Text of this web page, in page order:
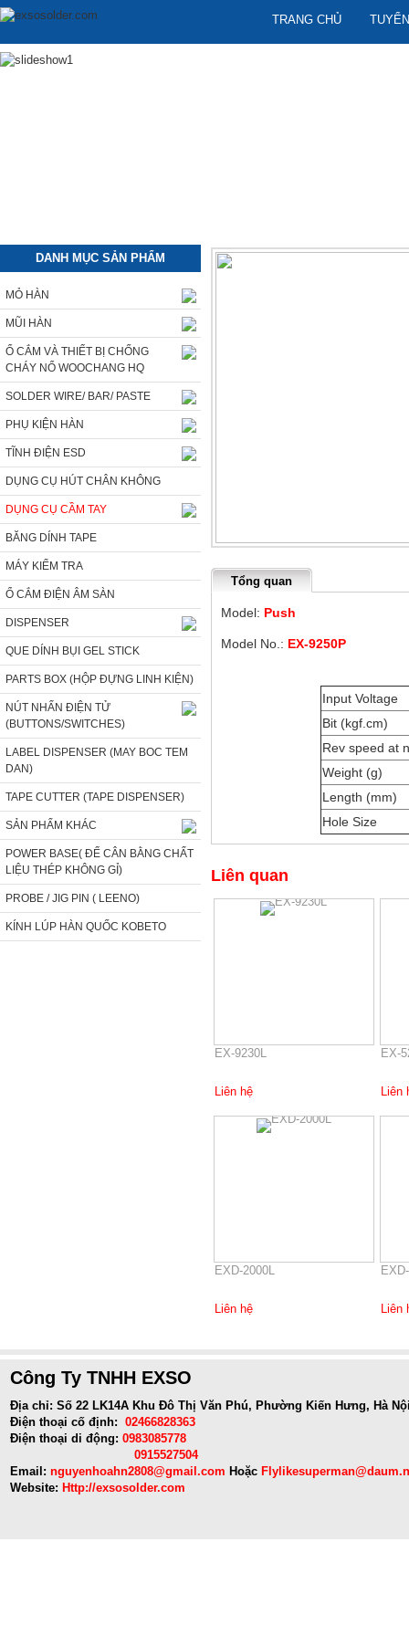
TRANG CHỦ
DANH MỤC SẢN PHẨM
MỎ HÀN
MŨI HÀN
Ổ CẮM VÀ THIẾT BỊ CHỐNG
CHÁY NỔ WOOCHANG HQ
SOLDER WIRE/ BAR/ PASTE
PHỤ KIỆN HÀN
TĨNH ĐIỆN ESD
DỤNG CỤ HÚT CHÂN KHÔNG
DỤNG CỤ CẦM TAY
BĂNG DÍNH TAPE
MÁY KIỂM TRA
Ổ CẮM ĐIỆN ÂM SÀN
DISPENSER
QUE DÍNH BỤI GEL STICK
PARTS BOX (HỘP ĐỰNG LINH KIỆN)
NÚT NHẤN ĐIỆN TỬ
(BUTTONS/SWITCHES)
LABEL DISPENSER (MAY BOC TEM
DAN)
TAPE CUTTER (TAPE DISPENSER)
SẢN PHẨM KHÁC
POWER BASE( ĐẾ CÂN BẰNG CHẤT
LIỆU THÉP KHÔNG GỈ)
PROBE / JIG PIN ( LEENO)
KÍNH LÚP HÀN QUỐC KOBETO
Tổng quan
Model: Push
Model No.: EX-9250P
Input Voltage
Bit (kgf.cm)
Rev speed at
Weight (g)
Length (mm)
Hole Size
Liên quan
EX-9230L
Liên hệ
EX-
Liên
EXD-2000L
Liên hệ Liên
Công Ty TNHH EXSO
Địa chỉ: Số 22 LK14A Khu Đô Thị Văn Phú, Phường Kiến Hưng, Hà
Điện thoại cố định: 02466828363
Điện thoại di động: 0983085778
0915527504
Email: nguyenhoahn2808@gmail.com Hoặc
Website: Http://exsosolder.com